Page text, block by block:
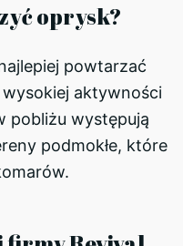
oprysk?
powtarzać
aktywności
pobliżu występują
podmokłe, które